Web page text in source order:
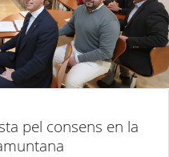
pel consens en la